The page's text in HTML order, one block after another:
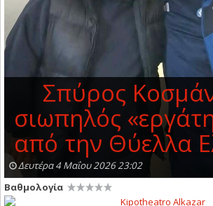
Σπύρος
σιωπηλός
από την Θύελλα
Δευτέρα 4 Μαΐου 2026 23:02
Βαθμολογία